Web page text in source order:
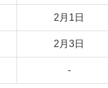
2月1日
2月3日
-